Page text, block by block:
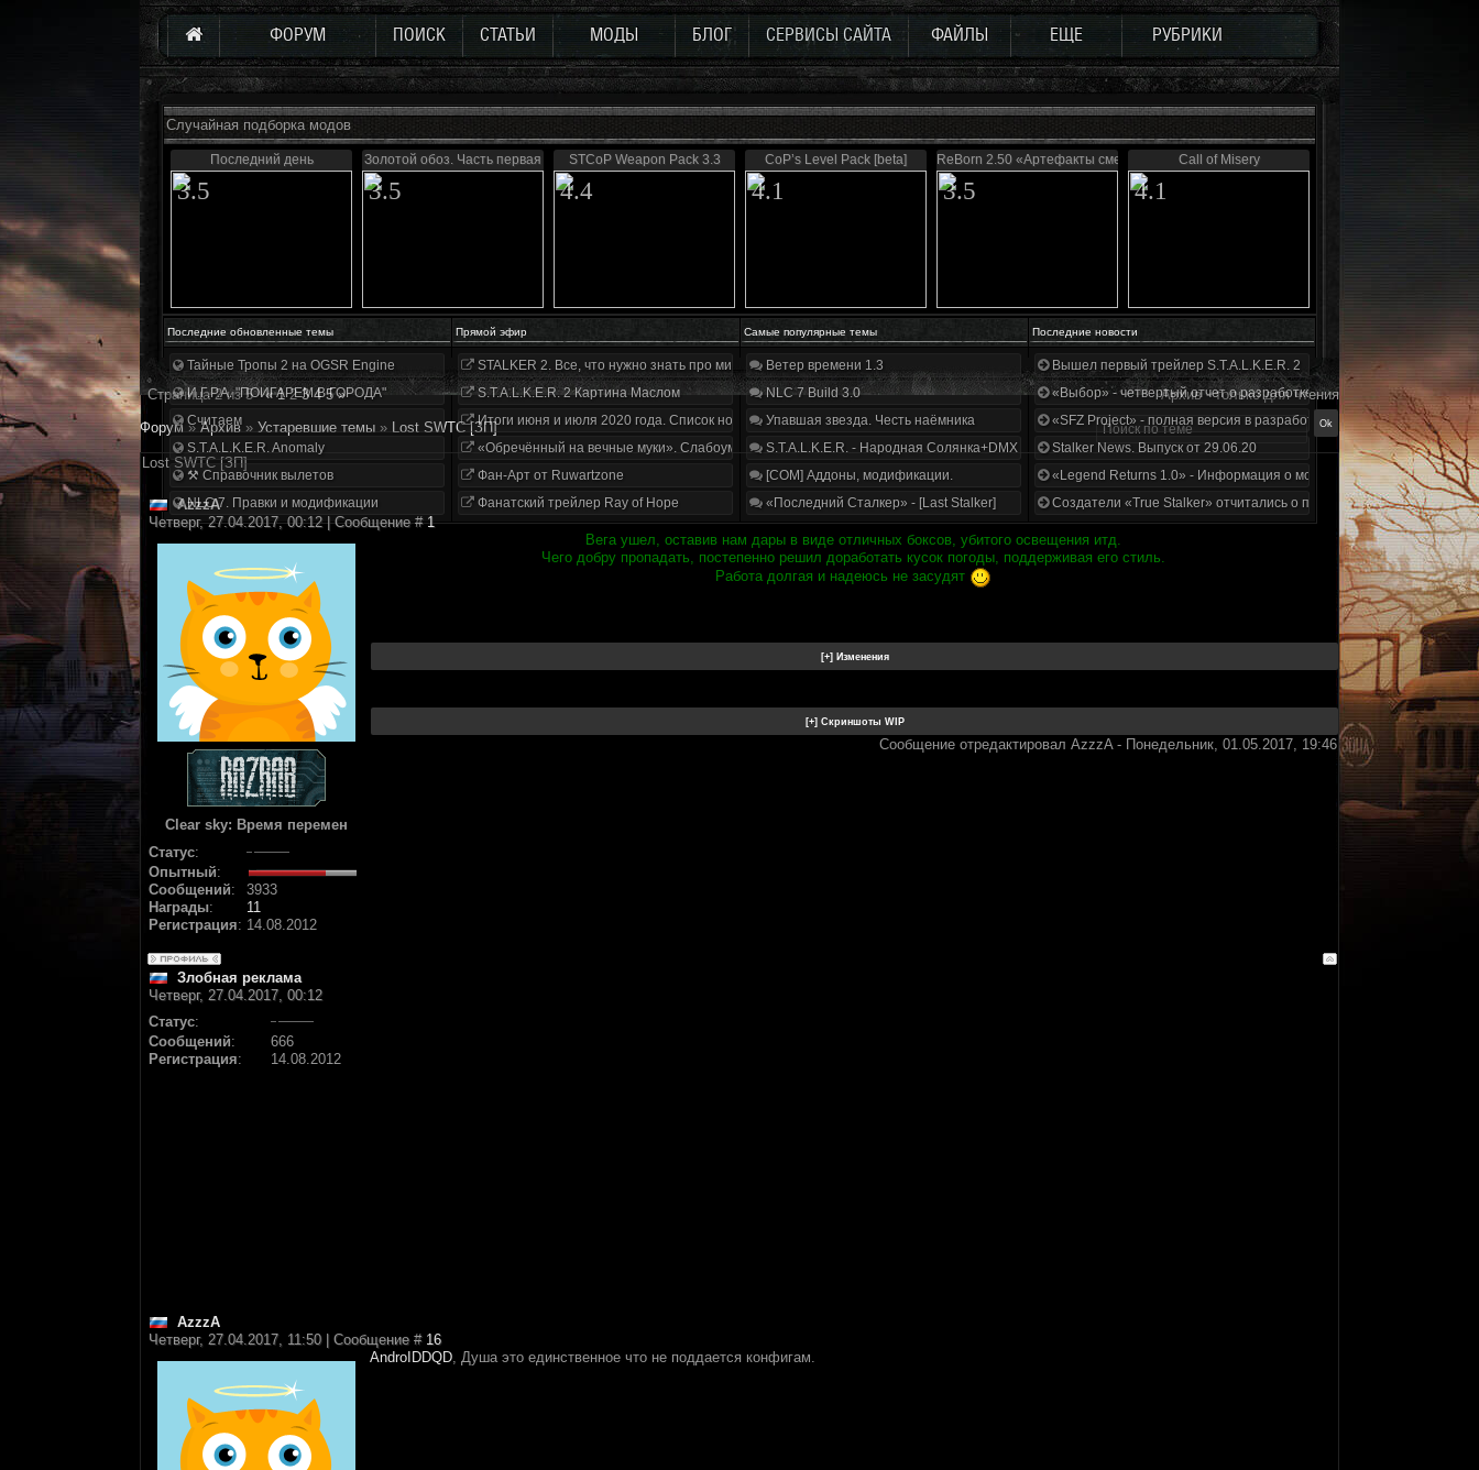
ФОРУМ ПОИСК СТАТЬИ МОДЫ БЛОГ СЕРВИСЫ САЙТА ФАЙЛЫ ЕЩЕ РУБРИКИ
Случайная подборка модов
Последний день
3.5
Золотой обоз. Часть первая
3.5
STCoP Weapon Pack 3.3
4.4
CoP’s Level Pack [beta]
4.1
ReBorn 2.50 «Артефакты смерти»
3.5
Call of Misery
4.1
Последние обновленные темы Прямой эфир Самые популярные темы Последние новости
Тайные Тропы 2 на OGSR Engine
И.Г.Р.А. "ПОИГАРЕМ В ГОРОДА"
Считаем
S.T.A.L.K.E.R. Anomaly
⚒ Справочник вылетов
NLC 7. Правки и модификации
STALKER 2. Все, что нужно знать про мир, геймплей и сюжет | Разбор трейлера
S.T.A.L.K.E.R. 2 Картина Маслом
Итоги июня и июля 2020 года. Список нововведений
«Обречённый на вечные муки». Слабоумие и отвага
Фан-Арт от Ruwartzone
Фанатский трейлер Ray of Hope
Ветер времени 1.3
NLC 7 Build 3.0
Упавшая звезда. Честь наёмника
S.T.A.L.K.E.R. - Народная Солянка+DMX 1.3.5.ООП.МА.К.
[COM] Аддоны, модификации.
«Последний Сталкер» - [Last Stalker]
Вышел первый трейлер S.T.A.L.K.E.R. 2
«Выбор» - четвертый отчет о разработке!
«SFZ Project» - полная версия в разработке!
Stalker News. Выпуск от 29.06.20
«Legend Returns 1.0» - Информация о моде за июнь 2020
Создатели «True Stalker» отчитались о проделанной работе
Страница2из5 « 1 2 3 4 5 »
Архив - только для чтения
Форум » Архив » Устаревшие темы » Lost SWTC [ЗП]
Lost SWTC [ЗП]
AzzzA
Четверг, 27.04.2017, 00:12 | Сообщение #1
Clear sky: Время перемен
Статус:
Опытный:
Сообщений:
3933
Награды:
11
Регистрация: 14.08.2012
Вега ушел, оставив нам дары в виде отличных боксов, убитого освещения итд.
Чего добру пропадать, постепенно решил доработать кусок погоды, поддерживая его стиль.
Работа долгая и надеюсь не засудят
Сообщение отредактировал AzzzA- Понедельник, 01.05.2017, 19:46
Злобная реклама
Четверг, 27.04.2017, 00:12
Статус:
Сообщений:
666
Регистрация: 14.08.2012
AzzzA
Четверг, 27.04.2017, 11:50 | Сообщение # 16
AndroIDDQD, Душа это единственное что не поддается конфигам.